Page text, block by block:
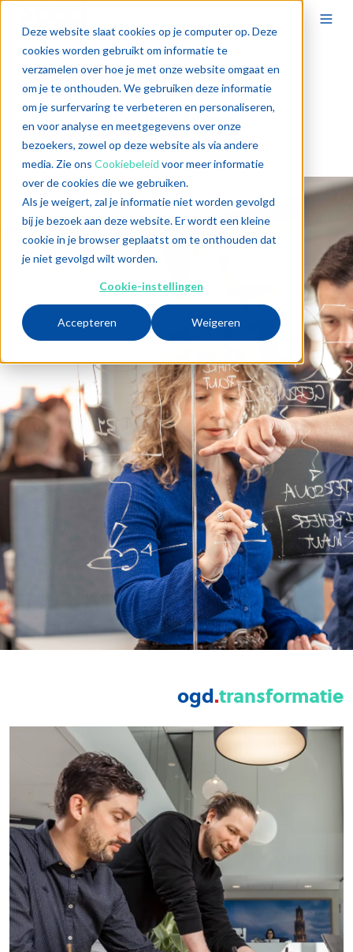
Deze website slaat cookies op je computer op. Deze
cookies worden gebruikt om informatie te
verzamelen over hoe je met onze website omgaat en
om je te onthouden. We gebruiken deze informatie
om je surfervaring te verbeteren en personaliseren,
en voor analyse en meetgegevens over onze
bezoekers, zowel op deze website als via andere
media. Zie ons Cookiebeleid voor meer informatie
over de cookies die we gebruiken.
Als je weigert, zal je informatie niet worden gevolgd
bij je bezoek aan deze website. Er wordt een kleine
cookie in je browser geplaatst om te onthouden dat
je niet gevolgd wilt worden.
Cookie-instellingen
Accepteren Weigeren
Oplossingen
Dit doet OGD.
ogd.transformatie